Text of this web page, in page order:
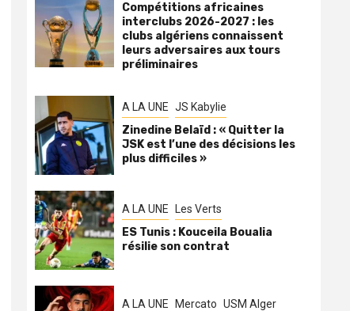
Compétitions africaines
interclubs 2026-2027 : les
clubs algériens connaissent
leurs adversaires aux tours
préliminaires
A LA UNE JS Kabylie
Zinedine Belaïd : « Quitter la
JSK est l’une des décisions les
plus difficiles »
A LA UNE Les Verts
ES Tunis : Kouceila Boualia
résilie son contrat
A LA UNE Mercato USM Alger